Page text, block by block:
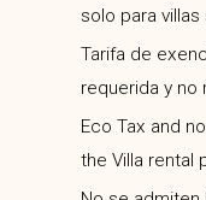
solo para
Tarifa de
requerida y no
Eco Tax and
the Villa rental